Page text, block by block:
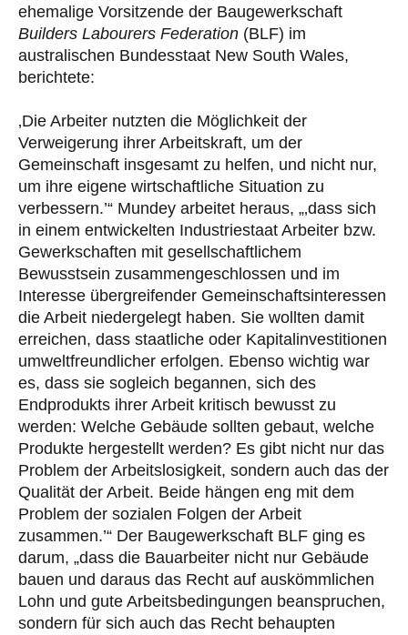
ehemalige Vorsitzende der Baugewerkschaft
Builders Labourers Federation (BLF) im
australischen Bundesstaat New South Wales,
berichtete:
‚Die Arbeiter nutzten die Möglichkeit der
Verweigerung ihrer Arbeitskraft, um der
Gemeinschaft insgesamt zu helfen, und nicht nur,
um ihre eigene wirtschaftliche Situation zu
verbessern.’“ Mundey arbeitet heraus, „‚dass sich
in einem entwickelten Industriestaat Arbeiter bzw.
Gewerkschaften mit gesellschaftlichem
Bewusstsein zusammengeschlossen und im
Interesse übergreifender Gemeinschaftsinteressen
die Arbeit niedergelegt haben. Sie wollten damit
erreichen, dass staatliche oder Kapitalinvestitionen
umweltfreundlicher erfolgen. Ebenso wichtig war
es, dass sie sogleich begannen, sich des
Endprodukts ihrer Arbeit kritisch bewusst zu
werden: Welche Gebäude sollten gebaut, welche
Produkte hergestellt werden? Es gibt nicht nur das
Problem der Arbeitslosigkeit, sondern auch das der
Qualität der Arbeit. Beide hängen eng mit dem
Problem der sozialen Folgen der Arbeit
zusammen.’“ Der Baugewerkschaft BLF ging es
darum, „dass die Bauarbeiter nicht nur Gebäude
bauen und daraus das Recht auf auskömmlichen
Lohn und gute Arbeitsbedingungen beanspruchen,
sondern für sich auch das Recht behaupten